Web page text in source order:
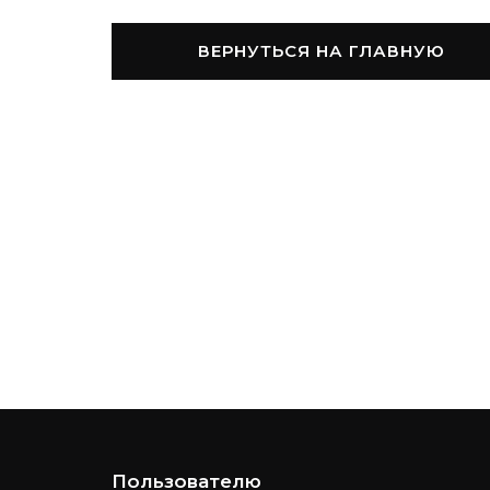
ВЕРНУТЬСЯ НА ГЛАВНУЮ
Пользователю